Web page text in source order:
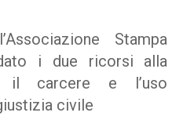
Stampa
i due ricorsi alla
il carcere e l’uso
civile